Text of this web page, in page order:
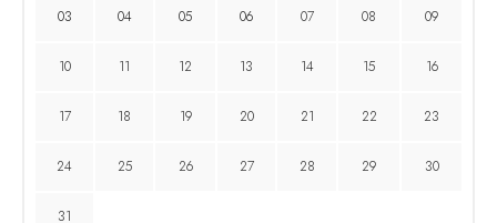
03 04 05 06 07 08 09
10 11 12 13 14 15 16
17 18 19 20 21 22 23
24 25 26 27 28 29 30
31